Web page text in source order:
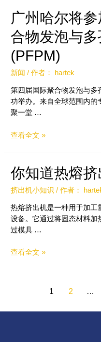
广州哈尔将
合物发泡与
(PFPM)
新闻 / 作者： hartek
第四届国际聚合物发泡与多
功举办。来自全球范围内的
聚一堂 …
查看全文 »
你知道热熔挤
挤出机小知识 / 作者：
热熔挤出机是一种用于加工
设备。它通过将固态材料加
过模具 …
查看全文 »
1 2 …